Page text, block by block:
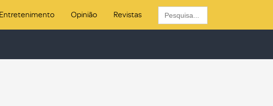
Entretenimento Opinião Revistas
Search
for: